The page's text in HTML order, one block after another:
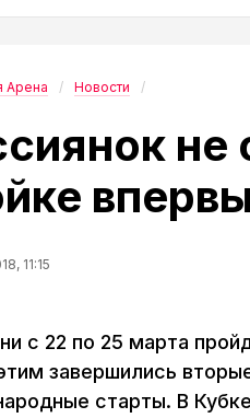
Арена Новости
не
11:15
с 22 по 25 марта
завершились
старты. В